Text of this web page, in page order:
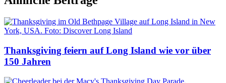
Thanksgiving feiern auf Long Island wie vor über
150 Jahren